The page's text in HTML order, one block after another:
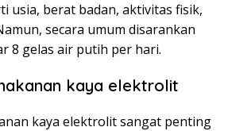
usia, berat badan, aktivitas fisik,
secara umum disarankan
8 gelas air putih per hari.
kaya elektrolit
kaya elektrolit sangat penting